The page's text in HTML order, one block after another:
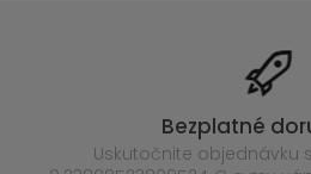
Bezplatné
Uskutočnite objednávku